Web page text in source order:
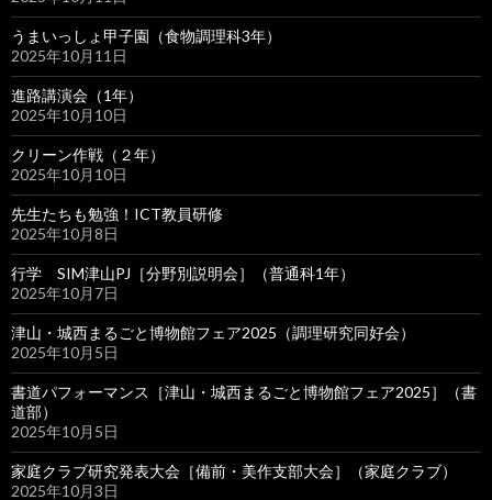
うまいっしょ甲子園（食物調理科3年）
2025年10月11日
進路講演会（1年）
2025年10月10日
クリーン作戦（２年）
2025年10月10日
先生たちも勉強！ICT教員研修
2025年10月8日
行学 SIM津山PJ［分野別説明会］（普通科1年）
2025年10月7日
津山・城西まるごと博物館フェア2025（調理研究同好会）
2025年10月5日
書道パフォーマンス［津山・城西まるごと博物館フェア2025］（書
道部）
2025年10月5日
家庭クラブ研究発表大会［備前・美作支部大会］（家庭クラブ）
2025年10月3日